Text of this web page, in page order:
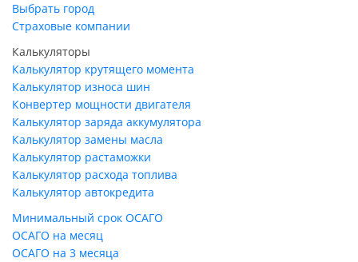
Выбрать город
Страховые компании
Калькуляторы
Калькулятор крутящего момента
Калькулятор износа шин
Конвертер мощности двигателя
Калькулятор заряда аккумулятора
Калькулятор замены масла
Калькулятор растаможки
Калькулятор расхода топлива
Калькулятор автокредита
Минимальный срок ОСАГО
ОСАГО на месяц
ОСАГО на 3 месяца